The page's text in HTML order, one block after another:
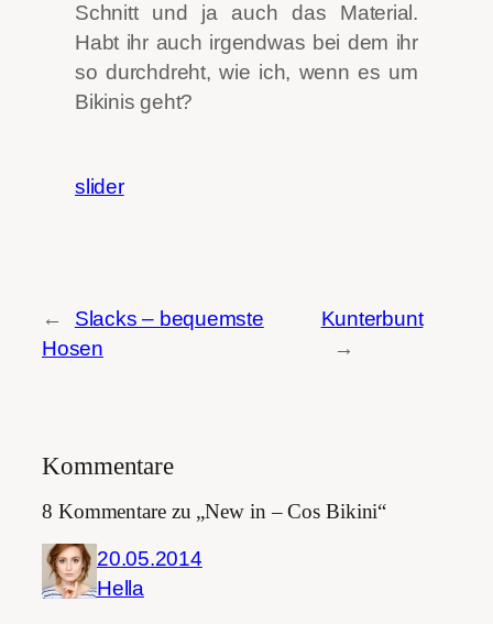
Schnitt und ja auch das Material.
Habt ihr auch irgendwas bei dem ihr
so durchdreht, wie ich, wenn es um
Bikinis geht?
slider
←
Slacks – bequemste
Hosen
Kunterbunt
→
Kommentare
8 Kommentare zu „New in – Cos Bikini“
20.05.2014
Hella